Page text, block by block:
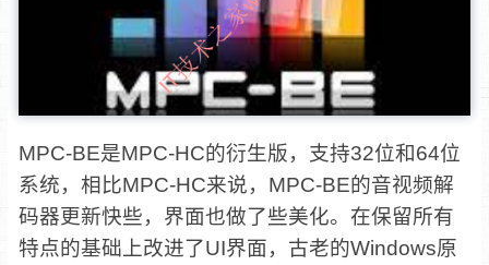
MPC-BE是MPC-HC的衍生版，支持32位和64位
系统，相比MPC-HC来说，MPC-BE的音视频解
码器更新快些，界面也做了些美化。在保留所有
特点的基础上改进了UI界面，古老的Windows原